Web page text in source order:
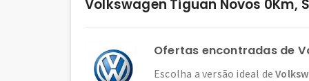
Volkswagen Tiguan Novos 0Km,
Ofertas encontradas de
Escolha a versão ideal de